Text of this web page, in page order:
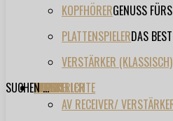
KOPFHÖRERGENUSS
PLATTENSPIELERDAS
VERSTÄRKER (KLASSISCH)
TESTBERICHTE
AV RECEIVER/
FORUM
FILME
VIDEOS
HERSTELLER
EVENT
SUCHEN ...